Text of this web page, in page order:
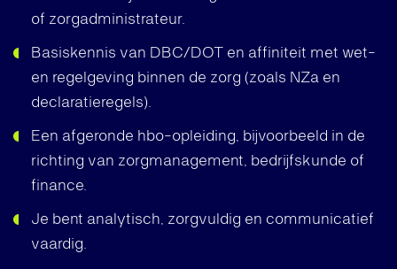
of zorgadministrateur.
Basiskennis van DBC/DOT en affiniteit met wet-
en regelgeving binnen de zorg (zoals NZa en
declaratieregels).
Een afgeronde hbo-opleiding, bijvoorbeeld in de
richting van zorgmanagement, bedrijfskunde of
finance.
Je bent analytisch, zorgvuldig en communicatief
vaardig.